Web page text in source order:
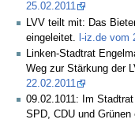
25.02.2011
LVV teilt mit: Das
eingeleitet.
l-iz.de vom
Linken-Stadtrat
Weg zur Stärkung der
22.02.2011
09.02.1011: Im
SPD, CDU und